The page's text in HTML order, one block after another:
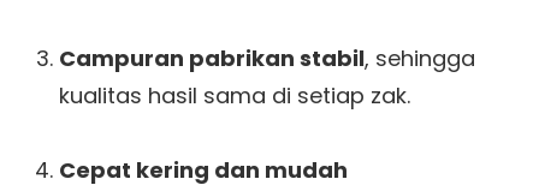
Campuran pabrikan stabil, sehingga
kualitas hasil sama di setiap zak.
Cepat kering dan mudah